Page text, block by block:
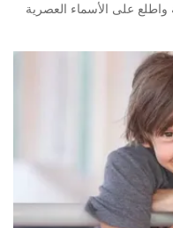
على الأسماء العصرية